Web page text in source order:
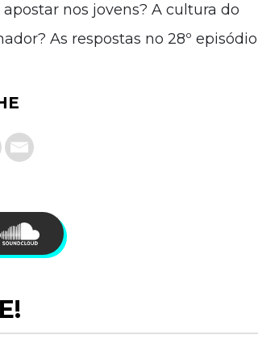
nos jovens? A cultura do
As respostas no 28º episódio